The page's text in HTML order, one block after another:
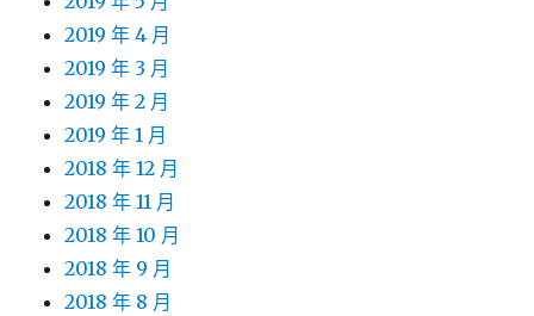
2019 年 4 月
2019 年 3 月
2019 年 2 月
2019 年 1 月
2018 年 12 月
2018 年 11 月
2018 年 10 月
2018 年 9 月
2018 年 8 月